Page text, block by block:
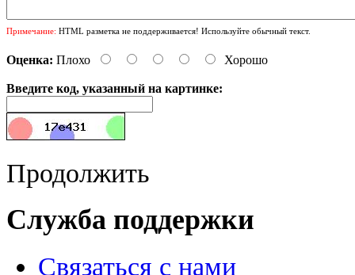
Примечание: HTML разметка не поддерживается! Используйте обычный текст.
Оценка: Плохо Хорошо
Введите код, указанный на картинке:
Продолжить
Служба поддержки
Связаться с нами